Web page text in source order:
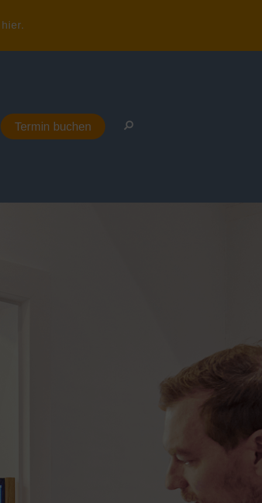
Termin buchen